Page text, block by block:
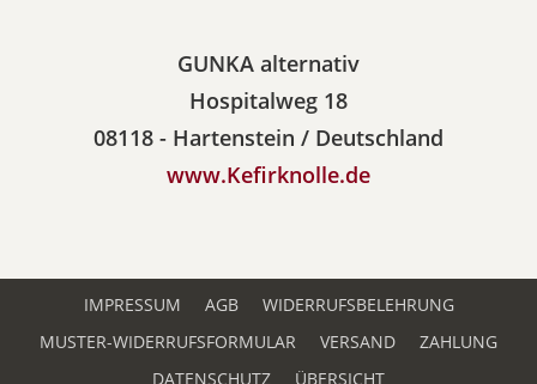
GUNKA alternativ
Hospitalweg 18
08118 - Hartenstein / Deutschland
www.Kefirknolle.de
IMPRESSUM AGB
WIDERRUFSBELEHRUNG
MUSTER-WIDERRUFSFORMULAR
VERSAND
ZAHLUNG
DATENSCHUTZ
ÜBERSICHT